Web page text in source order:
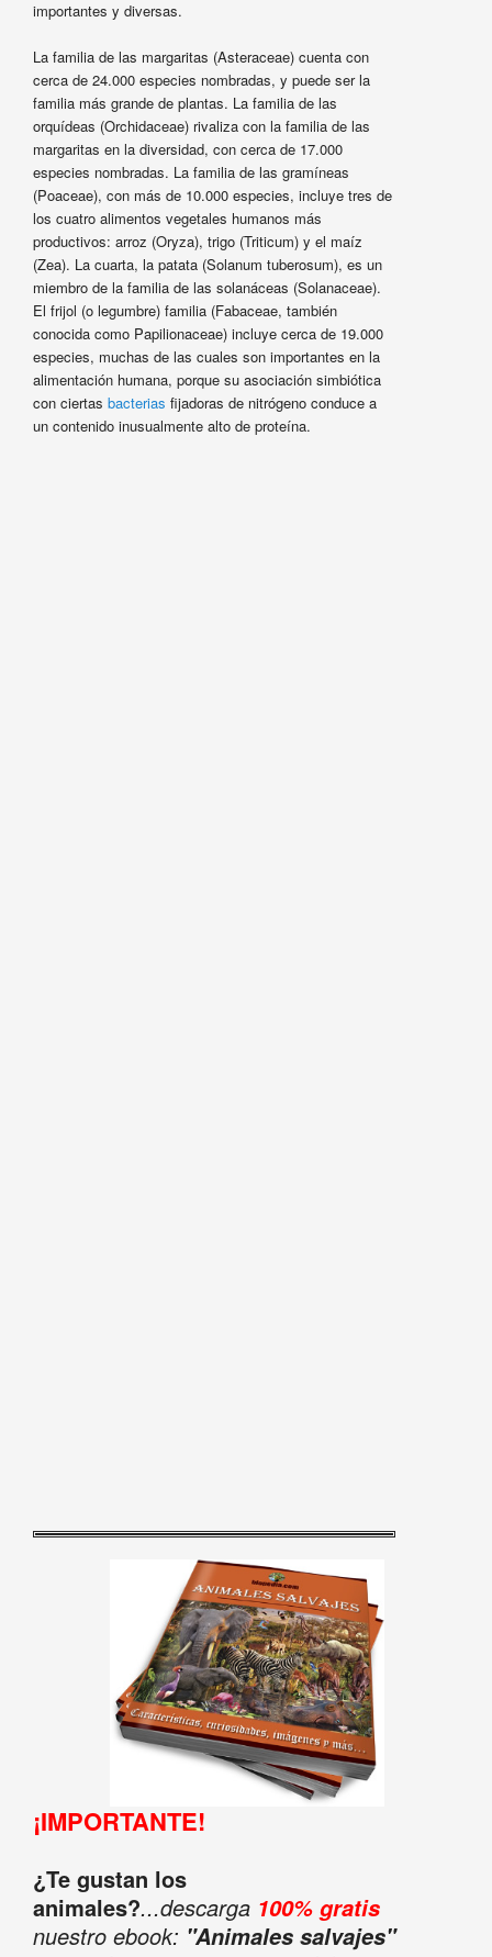
importantes y diversas.
La familia de las margaritas (Asteraceae) cuenta con
cerca de 24.000 especies nombradas, y puede ser la
familia más grande de plantas. La familia de las
orquídeas (Orchidaceae) rivaliza con la familia de las
margaritas en la diversidad, con cerca de 17.000
especies nombradas. La familia de las gramíneas
(Poaceae), con más de 10.000 especies, incluye tres de
los cuatro alimentos vegetales humanos más
productivos: arroz (Oryza), trigo (Triticum) y el maíz
(Zea). La cuarta, la patata (Solanum tuberosum), es un
miembro de la familia de las solanáceas (Solanaceae).
El frijol (o legumbre) familia (Fabaceae, también
conocida como Papilionaceae) incluye cerca de 19.000
especies, muchas de las cuales son importantes en la
alimentación humana, porque su asociación simbiótica
con ciertas bacterias fijadoras de nitrógeno conduce a
un contenido inusualmente alto de proteína.
¡IMPORTANTE!
¿Te gustan los
animales?...descarga 100% gratis
nuestro ebook: "Animales salvajes"